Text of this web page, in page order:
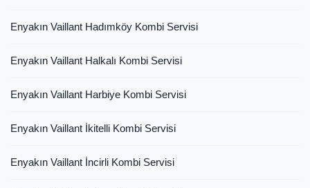
Enyakın Vaillant Hadımköy Kombi Servisi
Enyakın Vaillant Halkalı Kombi Servisi
Enyakın Vaillant Harbiye Kombi Servisi
Enyakın Vaillant İkitelli Kombi Servisi
Enyakın Vaillant İncirli Kombi Servisi